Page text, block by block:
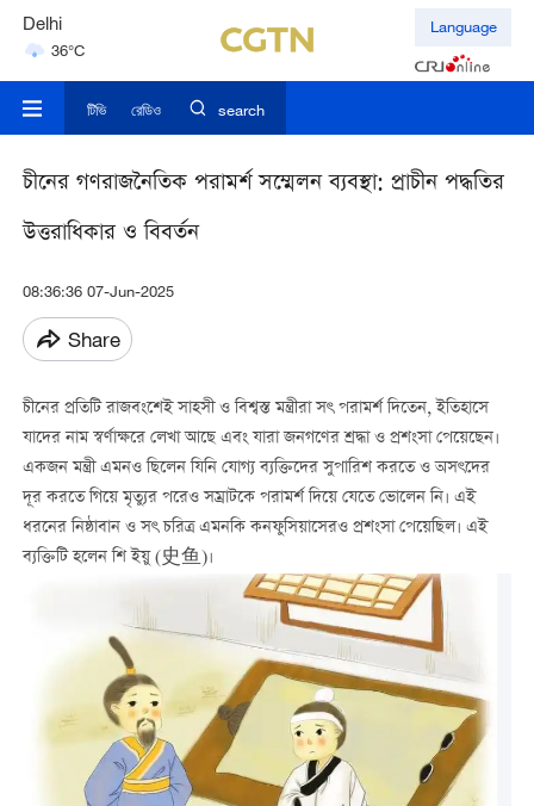
Delhi
36°C
Hyderabad
Language
টিভি রেডিও search
চীনের গণরাজনৈতিক পরামর্শ সম্মেলন ব্যবস্থা: প্রাচীন পদ্ধতির
উত্তরাধিকার ও বিবর্তন
08:36:36 07-Jun-2025
Share
চীনের প্রতিটি রাজবংশেই সাহসী ও বিশ্বস্ত মন্ত্রীরা সৎ পরামর্শ দিতেন, ইতিহাসে
যাদের নাম স্বর্ণাক্ষরে লেখা আছে এবং যারা জনগণের শ্রদ্ধা ও প্রশংসা পেয়েছেন।
একজন মন্ত্রী এমনও ছিলেন যিনি যোগ্য ব্যক্তিদের সুপারিশ করতে ও অসৎদের
দূর করতে গিয়ে মৃত্যুর পরেও সম্রাটকে পরামর্শ দিয়ে যেতে ভোলেন নি। এই
ধরনের নিষ্ঠাবান ও সৎ চরিত্র এমনকি কনফুসিয়াসেরও প্রশংসা পেয়েছিল। এই
ব্যক্তিটি হলেন শি ইয়ু (史鱼)।